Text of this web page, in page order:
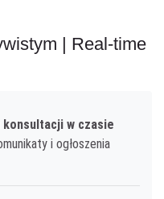
| Real-time
w czasie
i ogłoszenia